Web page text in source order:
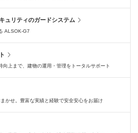
ュリティのガードシステム
ALSOK-G7
向上まで、建物の運用・管理をトータルサポート
かせ。豊富な実績と経験で安全安心をお届け